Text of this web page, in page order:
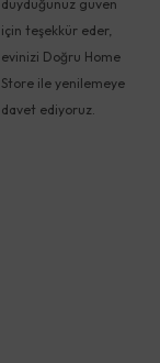
duyduğunuz güven
için teşekkür eder,
evinizi Doğru Home
Store ile yenilemeye
davet ediyoruz.